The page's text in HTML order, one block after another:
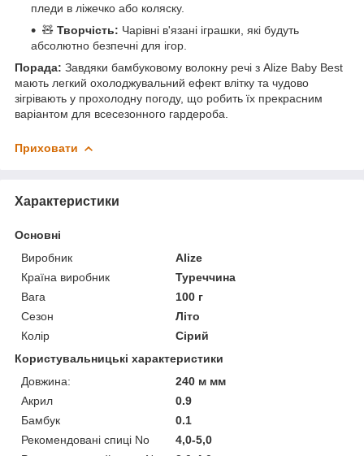
пледи в ліжечко або коляску.
🧸 Творчість: Чарівні в'язані іграшки, які будуть
абсолютно безпечні для ігор.
Порада: Завдяки бамбуковому волокну речі з Alize Baby Best
мають легкий охолоджувальний ефект влітку та чудово
зігрівають у прохолодну погоду, що робить їх прекрасним
варіантом для всесезонного гардероба.
Приховати
Характеристики
Основні
Виробник
Alize
Країна виробник
Туреччина
Вага
100 г
Сезон
Літо
Колір
Сірий
Користувальницькі характеристики
Довжина:
240 м мм
Акрил
0.9
Бамбук
0.1
Рекомендовані спиці No
4,0-5,0